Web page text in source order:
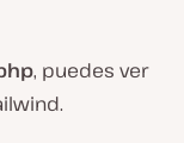
, puedes ver